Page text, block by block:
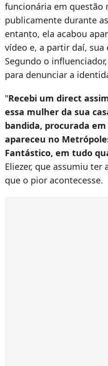
funcionária em questão
publicamente durante
entanto, ela acabou
vídeo e, a partir daí, sua
Segundo o
para denunciar a
"Recebi um direct
essa mulher da sua
bandida, procurada
apareceu no
Fantástico, em tudo
Eliezer, que assumiu
que o pior acontecesse.